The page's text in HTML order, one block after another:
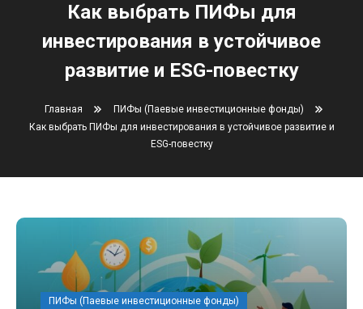
Как выбрать ПИФы для
инвестирования в устойчивое
развитие и ESG-повестку
Главная
ПИФы (Паевые инвестиционные фонды)
Как выбрать ПИФы для инвестирования в устойчивое развитие и
ESG-повестку
ПИФы (Паевые инвестиционные фонды)